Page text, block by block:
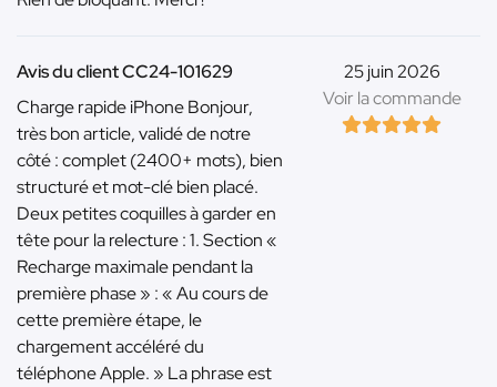
25 juin 2026
Voir la commande
Avis du client CC24-101629
Charge rapide iPhone Bonjour,
très bon article, validé de notre
côté : complet (2400+ mots), bien
structuré et mot-clé bien placé.
Deux petites coquilles à garder en
tête pour la relecture : 1. Section «
Recharge maximale pendant la
première phase » : « Au cours de
cette première étape, le
chargement accéléré du
téléphone Apple. » La phrase est